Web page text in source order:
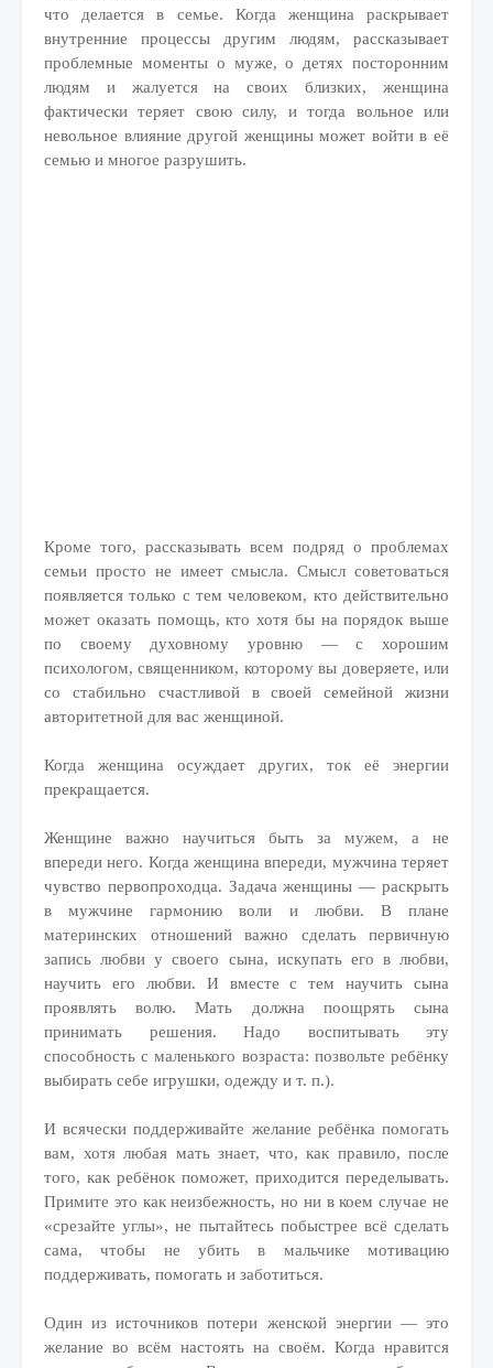
что делается в семье. Когда женщина раскрывает
внутренние процессы другим людям, рассказывает
проблемные моменты о муже, о детях посторонним
людям и жалуется на своих близких, женщина
фактически теряет свою силу, и тогда вольное или
невольное влияние другой женщины может войти в её
семью и многое разрушить.
Кроме того, рассказывать всем подряд о проблемах
семьи просто не имеет смысла. Смысл советоваться
появляется только с тем человеком, кто действительно
может оказать помощь, кто хотя бы на порядок выше
по своему духовному уровню — с хорошим
психологом, священником, которому вы доверяете, или
со стабильно счастливой в своей семейной жизни
авторитетной для вас женщиной.
Когда женщина осуждает других, ток её энергии
прекращается.
Женщине важно научиться быть за мужем, а не
впереди него. Когда женщина впереди, мужчина теряет
чувство первопроходца. Задача женщины — раскрыть
в мужчине гармонию воли и любви. В плане
материнских отношений важно сделать первичную
запись любви у своего сына, искупать его в любви,
научить его любви. И вместе с тем научить сына
проявлять волю. Мать должна поощрять сына
принимать решения. Надо воспитывать эту
способность с маленького возраста: позвольте ребёнку
выбирать себе игрушки, одежду и т. п.).
И всячески поддерживайте желание ребёнка помогать
вам, хотя любая мать знает, что, как правило, после
того, как ребёнок поможет, приходится переделывать.
Примите это как неизбежность, но ни в коем случае не
«срезайте углы», не пытайтесь побыстрее всё сделать
сама, чтобы не убить в мальчике мотивацию
поддерживать, помогать и заботиться.
Один из источников потери женской энергии — это
желание во всём настоять на своём. Когда нравится